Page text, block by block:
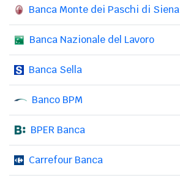
Banca Monte dei Paschi di Siena
Banca Nazionale del Lavoro
Banca Sella
Banco BPM
BPER Banca
Carrefour Banca